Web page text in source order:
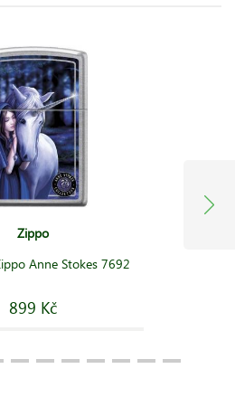
Zippo
Anne Stokes 7692
899 Kč